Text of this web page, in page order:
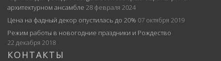
архитектурном ансамбле 28 февраля 2024
Цена на фадный декор опустилась до 20% 07 октября 2019
Режим работы в новогодние праздники и Рождество
22 декабря 2018
КОНТАКТЫ